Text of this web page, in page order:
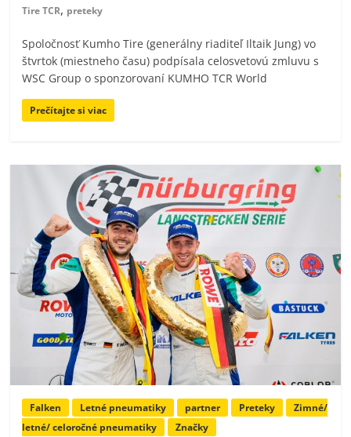
Tire TCR, preteky
Spoločnosť Kumho Tire (generálny riaditeľ Iltaik Jung) vo
štvrtok (miestneho času) podpísala celosvetovú zmluvu s
WSC Group o sponzorovaní KUMHO TCR World
Prečítajte si viac
Falken Letné pneumatiky partner Preteky
Zimné/
letné/ celoročné pneumatiky
Značky